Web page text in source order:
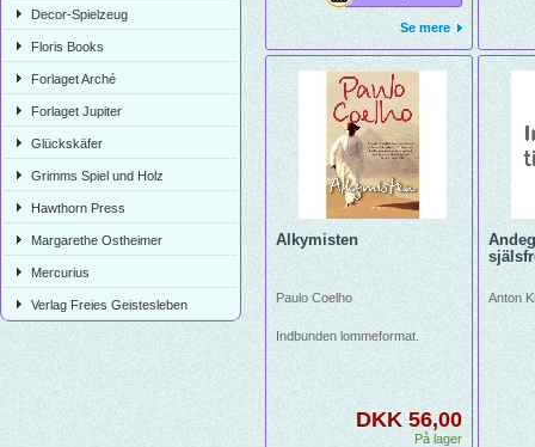
Decor-Spielzeug
Floris Books
Forlaget Arché
Forlaget Jupiter
Glückskäfer
Grimms Spiel und Holz
Hawthorn Press
Margarethe Ostheimer
Mercurius
Verlag Freies Geistesleben
Se mere
Alkymisten
Paulo Coelho
Indbunden lommeformat.
DKK 56,00
På lager
Anton